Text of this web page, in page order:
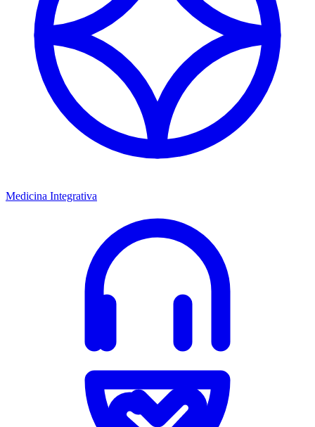
Medicina Integrativa